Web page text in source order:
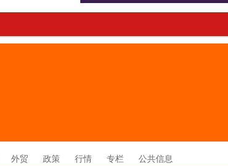
外贸 政策 行情 专栏 公共信息